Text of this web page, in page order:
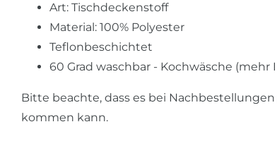
Art: Tischdeckenstoff
Material: 100% Polyester
Teflonbeschichtet
60 Grad waschbar - Kochwäsche
Bitte beachte, dass es bei
kommen kann.